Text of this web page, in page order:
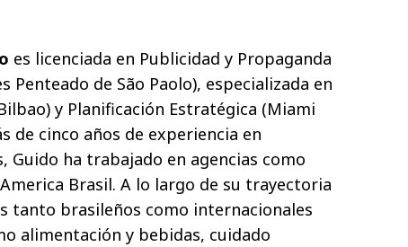
es licenciada en Publicidad y Propaganda
Penteado de São Paolo), especializada en
y Planificación Estratégica (Miami
de cinco años de experiencia en
Guido ha trabajado en agencias como
Brasil. A lo largo de su trayectoria
tanto brasileños como internacionales
alimentación y bebidas, cuidado